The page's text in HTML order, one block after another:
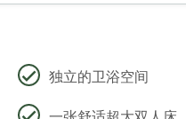
独立的卫浴空间